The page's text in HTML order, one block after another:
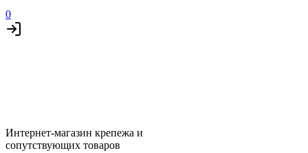
0
Интернет-магазин крепежа и
сопутствующих товаров